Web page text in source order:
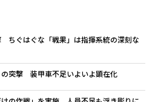
ちぐはぐな「戦果」は指揮系統の深刻な
突撃 装甲車不足いよいよ顕在化